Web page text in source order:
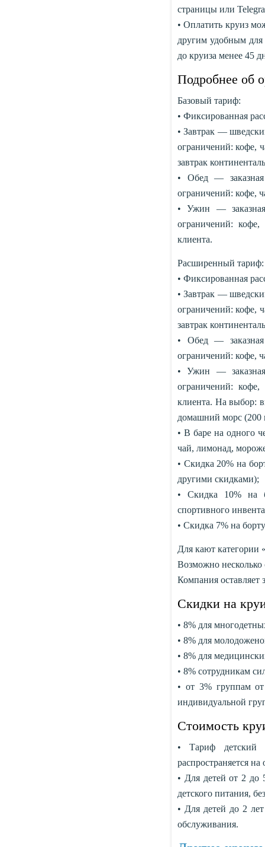
страницы или
• Оплатить круиз
другим удобным
до круиза менее 45
Подробнее об
Базовый тариф:
• Фиксированная
• Завтрак —
ограничений: кофе,
завтрак
• Обед —
ограничений: кофе,
• Ужин —
ограничений:
клиента.
Расширенный тариф:
• Фиксированная
• Завтрак —
ограничений: кофе,
завтрак
• Обед —
ограничений: кофе,
• Ужин —
ограничений:
клиента. На выбор:
домашний морс (200
• В баре на одного
чай, лимонад,
• Скидка 20% на
другими скидками);
• Скидка 10% на
спортивного
• Скидка 7% на
Для кают
Возможно несколько
Компания оставляет
Скидки на
• 8% для
• 8% для
• 8% для
• 8% сотрудникам
• от 3% группам
индивидуальной
Стоимость
• Тариф детский
распространяется
• Для детей от 2 до
детского питания,
• Для детей до 2
обслуживания.